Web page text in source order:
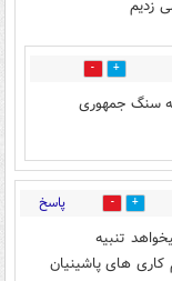
زدیم
4
سنگ جمهوری
12 پاسخ
تنبیه
کاری های پاشینیان